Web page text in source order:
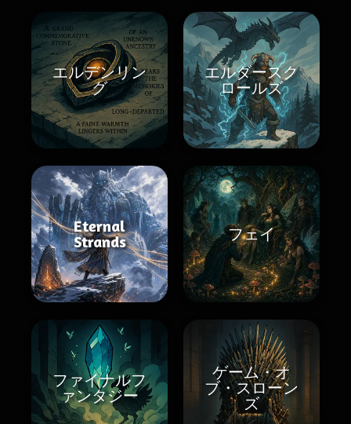
エルデンリン
グ
エルダースク
ロールズ
Eternal
Strands
フェイ
ファイナルフ
ァンタジー
ゲーム・オ
ブ・スローン
ズ